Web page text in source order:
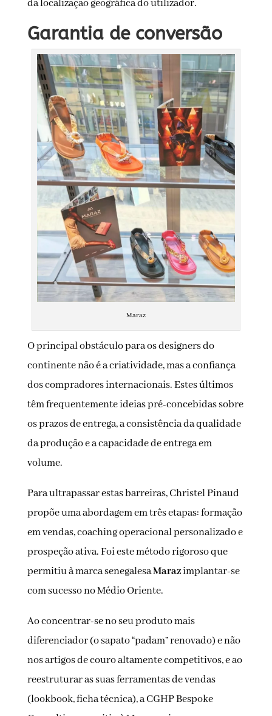
da localização geográfica do utilizador.
Garantia de conversão
Maraz
O principal obstáculo para os designers do
continente não é a criatividade, mas a confiança
dos compradores internacionais. Estes últimos
têm frequentemente ideias pré-concebidas sobre
os prazos de entrega, a consistência da qualidade
da produção e a capacidade de entrega em
volume.
Para ultrapassar estas barreiras, Christel Pinaud
propõe uma abordagem em três etapas: formação
em vendas, coaching operacional personalizado e
prospeção ativa. Foi este método rigoroso que
permitiu à marca senegalesaMarazimplantar-se
com sucesso no Médio Oriente.
Ao concentrar-se no seu produto mais
diferenciador (o sapato “padam” renovado) e não
nos artigos de couro altamente competitivos, e ao
reestruturar as suas ferramentas de vendas
(lookbook, ficha técnica), a CGHP Bespoke